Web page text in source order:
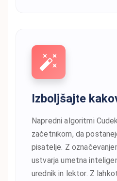
Izboljšajte
Napredni algoritmi
začetnikom, da
pisatelje. Z
ustvarja umetna
urednik in lektor. Z